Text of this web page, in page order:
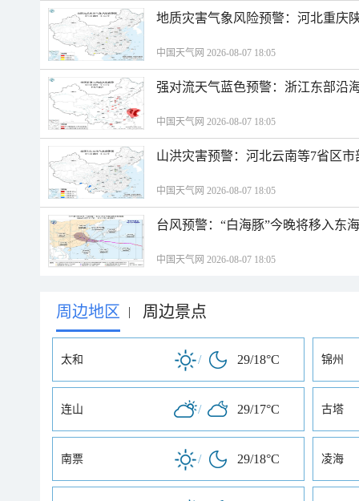
地质灾害气象风险预警：河北重庆
中国天气网 2026-08-07 18:05
强对流天气蓝色预警：浙江东部沿
中国天气网 2026-08-07 18:05
山洪灾害预警：河北云南等7省区
中国天气网 2026-08-07 18:05
台风预警：“白海豚”今晚将移入东
中国天气网 2026-08-07 18:05
周边地区 | 周边景点
太和 / 29/18°C 锦州
连山 / 29/17°C 古塔
南票 / 29/18°C 凌海